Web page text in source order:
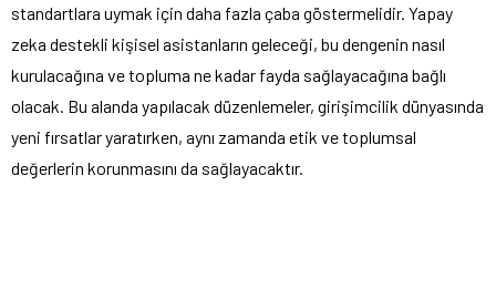
standartlara uymak için daha fazla çaba göstermelidir. Yapay
zeka destekli kişisel asistanların geleceği, bu dengenin nasıl
kurulacağına ve topluma ne kadar fayda sağlayacağına bağlı
olacak. Bu alanda yapılacak düzenlemeler, girişimcilik dünyasında
yeni fırsatlar yaratırken, aynı zamanda etik ve toplumsal
değerlerin korunmasını da sağlayacaktır.